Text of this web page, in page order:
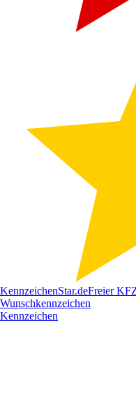
KennzeichenStar.deFreier
Wunschkennzeichen
Kennzeichen